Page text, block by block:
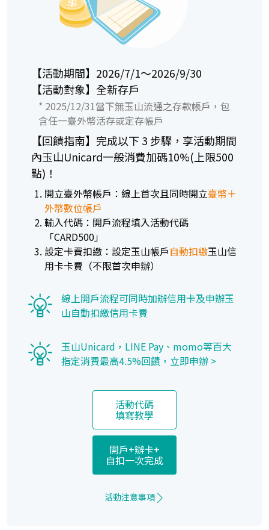
【活動期間】2026/7/1～2026/9/30
【活動對象】全新存戶
* 2025/12/31當下無玉山流通之存款帳戶，包
含任一臺外幣活存或定存帳戶
【回饋指南】完成以下 3 步驟，享活動期間
內玉山Unicard一般消費加碼10%(上限500
點)！
開立臺外幣帳戶：線上首次且同時開立臺幣＋
外幣數位帳戶
輸入代碼：開戶流程填入活動代碼
「CARD500」
設定卡費扣繳：設定玉山帳戶自動扣繳玉山信
用卡卡費（不限首次申辦）
線上開戶流程可同時加辦信用卡及申辦玉
山自動扣繳信用卡費
玉山Unicard，LINE Pay、momo等百大
指定消費最高4.5%回饋， 立即申辦 >
活動代碼
填寫教學
開戶+辦卡+
自扣一次完成
活動注意事項